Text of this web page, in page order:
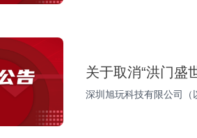
关于取消“洪门盛
深圳旭玩科技有限公司（